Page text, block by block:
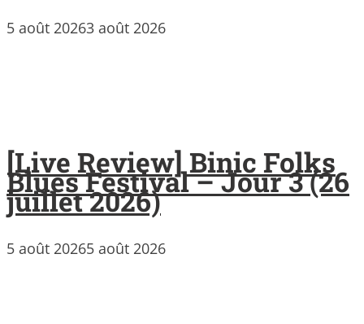
5 août 20263 août 2026
[Live Review] Binic Folks
Blues Festival – Jour 3 (26
juillet 2026)
5 août 20265 août 2026